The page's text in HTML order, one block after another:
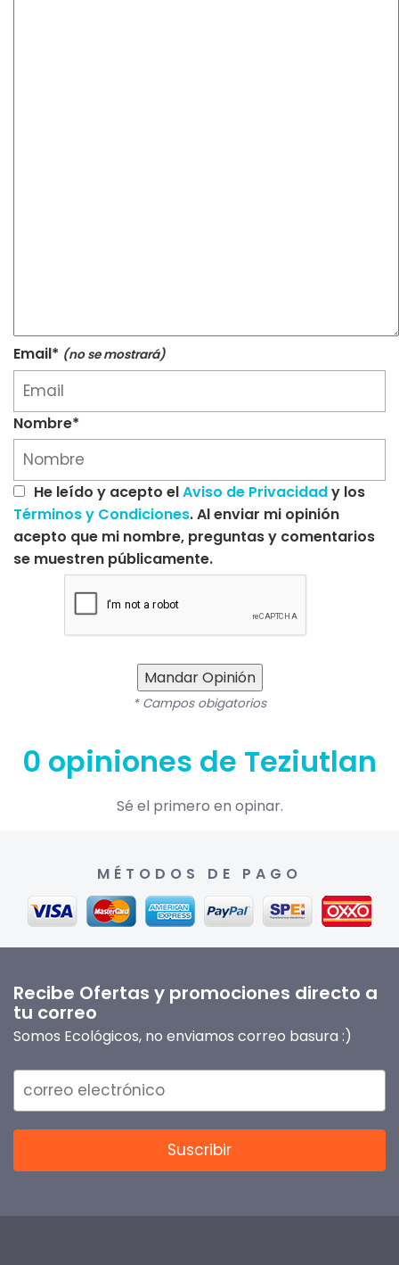
Email* (no se mostrará)
Nombre*
He leído y acepto elAviso de Privacidady los
Términos y Condiciones. Al enviar mi opinión
acepto que mi nombre, preguntas y comentarios
se muestren públicamente.
Mandar Opinión
* Campos obigatorios
0 opiniones de Teziutlan
Sé el primero en opinar.
MÉTODOS DE PAGO
Recibe Ofertas y promociones directo a
tu correo
Somos Ecológicos, no enviamos correo basura :)